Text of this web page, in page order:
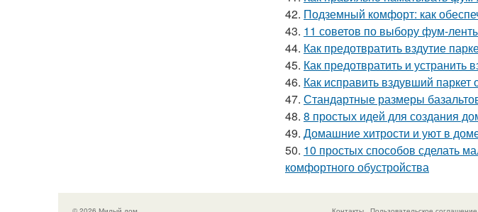
42. Подземный комфорт: как
43. 11 советов по выбору фум-
44. Как предотвратить вздутие
45. Как предотвратить и устранить
46. Как исправить вздувший
47. Стандартные размеры
48. 8 простых идей для создания
49. Домашние хитрости и уют в
50. 10 простых способов сделать
комфортного обустройства